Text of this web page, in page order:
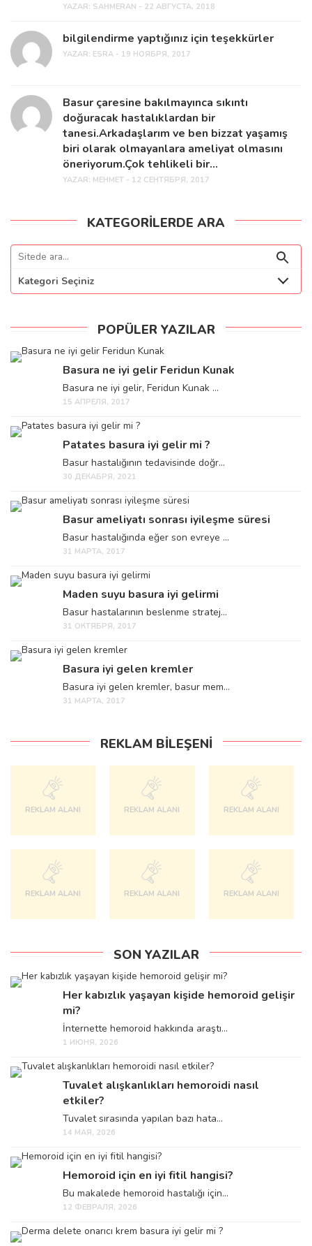
YAZAR: SAHMERAN - 22 АВГУСТА, 2018
bilgilendirme yaptığınız için teşekkürler
YAZAR: ESRA - 19 НОЯБРЯ, 2017
Basur çaresine bakılmayınca sıkıntı
doğuracak hastalıklardan bir
tanesi.Arkadaşlarım ve ben bizzat yaşamış
biri olarak olmayanlara ameliyat olmasını
öneriyorum.Çok tehlikeli bir...
YAZAR: MEHMET - 12 СЕНТЯБРЯ, 2017
KATEGORILERDE ARA
Kategori Seçiniz
POPÜLER YAZILAR
Basura ne iyi gelir Feridun Kunak
Basura ne iyi gelir, Feridun Kunak ...
15 АПРЕЛЯ, 2017
Patates basura iyi gelir mi ?
Basur hastalığının tedavisinde doğr...
30 ДЕКАБРЯ, 2021
Basur ameliyatı sonrası iyileşme süresi
Basur hastalığında eğer son evreye ...
31 МАРТА, 2017
Maden suyu basura iyi gelirmi
Basur hastalarının beslenme stratej...
31 ОКТЯБРЯ, 2017
Basura iyi gelen kremler
Basura iyi gelen kremler, basur mem...
31 МАРТА, 2017
REKLAM BILEŞENI
REKLAM ALANI REKLAM ALANI REKLAM ALANI
REKLAM ALANI REKLAM ALANI REKLAM ALANI
SON YAZILAR
Her kabızlık yaşayan kişide hemoroid gelişir
mi?
İnternette hemoroid hakkında araştı...
1 ИЮНЯ, 2026
Tuvalet alışkanlıkları hemoroidi nasıl
etkiler?
Tuvalet sırasında yapılan bazı hata...
14 МАЯ, 2026
Hemoroid için en iyi fitil hangisi?
Bu makalede hemoroid hastalığı için...
12 ФЕВРАЛЯ, 2026